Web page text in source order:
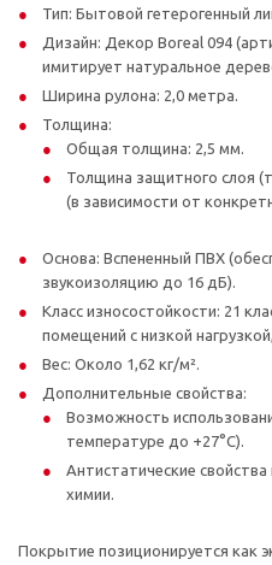
Тип: Бытовой гетерогенный
Дизайн: Декор Boreal 094
имитирует натуральное
Ширина рулона: 2,0 метра.
Толщина:
Общая толщина: 2,5 мм.
Толщина защитного слоя
(в зависимости от
Основа: Вспененный ПВХ
звукоизоляцию до 16 дБ).
Класс износостойкости: 21
помещений с низкой
Вес: Около 1,62 кг/м².
Дополнительные свойства:
Возможность
температуре до +27°C).
Антистатические
химии.
Покрытие позиционируется как